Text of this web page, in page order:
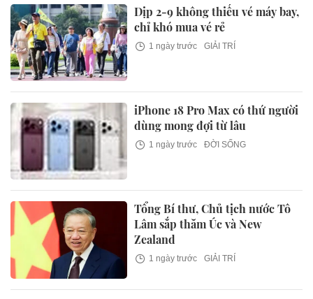
Dịp 2-9 không thiếu vé máy bay,
chỉ khó mua vé rẻ
1 ngày trước GIẢI TRÍ
iPhone 18 Pro Max có thứ người
dùng mong đợi từ lâu
1 ngày trước ĐỜI SỐNG
Tổng Bí thư, Chủ tịch nước Tô
Lâm sắp thăm Úc và New
Zealand
1 ngày trước GIẢI TRÍ